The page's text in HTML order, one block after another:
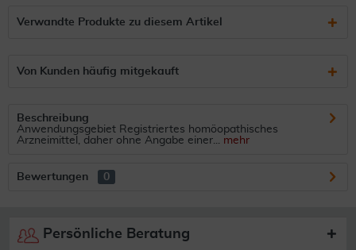
Verwandte Produkte zu diesem Artikel
Von Kunden häufig mitgekauft
Beschreibung
Anwendungsgebiet Registriertes homöopathisches
Arzneimittel, daher ohne Angabe einer... mehr
Bewertungen 0
Persönliche Beratung